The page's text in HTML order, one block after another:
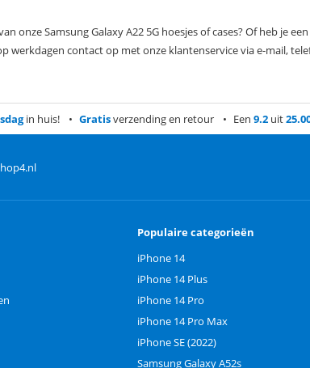
onze Samsung Galaxy A22 5G hoesjes of cases? Of heb je
werkdagen contact op met onze klantenservice via e-mail,
in huis! Gratisverzending en retour Een 9.2uit
Populaire categorieën
iPhone 14
iPhone 14 Plus
iPhone 14 Pro
iPhone 14 Pro Max
iPhone SE (2022)
Samsung Galaxy A52s